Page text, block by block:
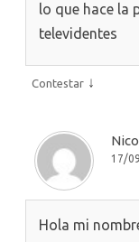
lo que hace la
televidentes
Contestar ↓
17/
Hola mi